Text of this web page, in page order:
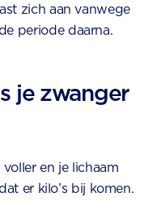
zich aan vanwege
periode daarna.
je zwanger
en je lichaam
er kilo’s bij komen.